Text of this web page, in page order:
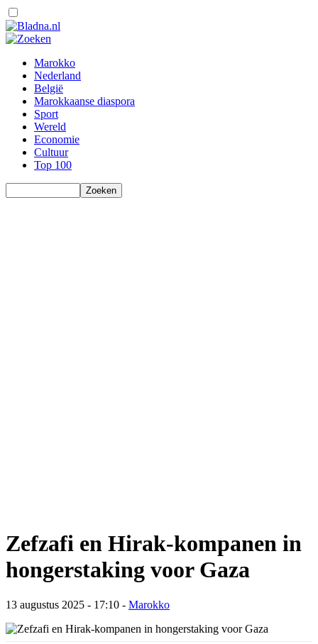
Marokko
Nederland
België
Marokkaanse diaspora
Sport
Wereld
Economie
Cultuur
Top 100
Zefzafi en Hirak-kompanen in
hongerstaking voor Gaza
13 augustus 2025 - 17:10 - Marokko